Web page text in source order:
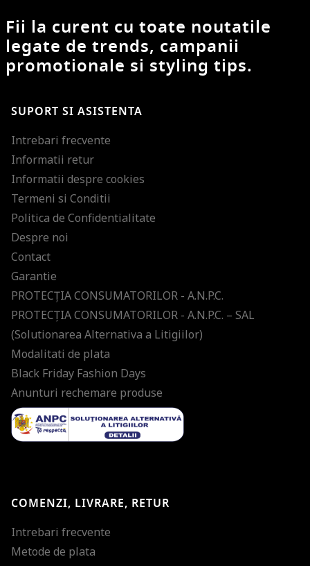
Fii la curent cu toate noutatile
legate de trends, campanii
promotionale si styling tips.
SUPORT SI ASISTENTA
Intrebari frecvente
Informatii retur
Informatii despre cookies
Termeni si Conditii
Politica de Confidentialitate
Despre noi
Contact
Garantie
PROTECŢIA CONSUMATORILOR - A.N.P.C.
PROTECŢIA CONSUMATORILOR - A.N.P.C. – SAL
(Solutionarea Alternativa a Litigiilor)
Modalitati de plata
Black Friday Fashion Days
Anunturi rechemare produse
COMENZI, LIVRARE, RETUR
Intrebari frecvente
Metode de plata